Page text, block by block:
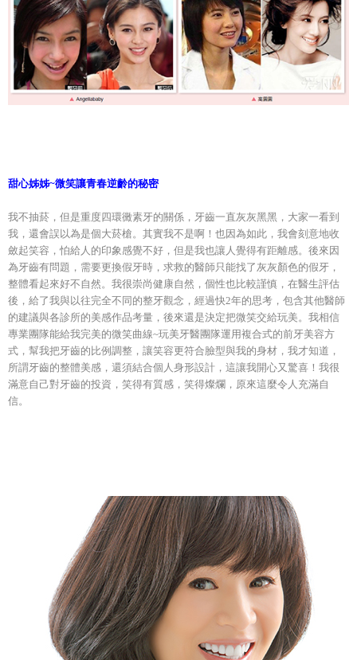
甜心姊姊~微笑讓青春逆齡的秘密
我不抽菸，但是重度四環黴素牙的關係，牙齒一直灰灰黑黑，大家一看到
我，還會誤以為是個大菸槍。其實我不是啊！也因為如此，我會刻意地收
斂起笑容，怕給人的印象感覺不好，但是我也讓人覺得有距離感。後來因
為牙齒有問題，需要更換假牙時，求救的醫師只能找了灰灰顏色的假牙，
整體看起來好不自然。我很崇尚健康自然，個性也比較謹慎，在醫生評估
後，給了我與以往完全不同的整牙觀念，經過快2年的思考，包含其他醫師
的建議與各診所的美感作品考量，後來還是決定把微笑交給玩美。我相信
專業團隊能給我完美的微笑曲線~玩美牙醫團隊運用複合式的前牙美容方
式，幫我把牙齒的比例調整，讓笑容更符合臉型與我的身材，我才知道，
所謂牙齒的整體美感，還須結合個人身形設計，這讓我開心又驚喜！我很
滿意自己對牙齒的投資，笑得有質感，笑得燦爛，原來這麼令人充滿自
信。